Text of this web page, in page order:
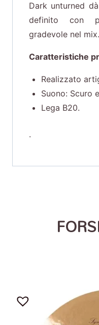
Dark unturned
definito con
gradevole nel mix.
Caratteristiche
Realizzato
Suono: Scuro
Lega B20.
.